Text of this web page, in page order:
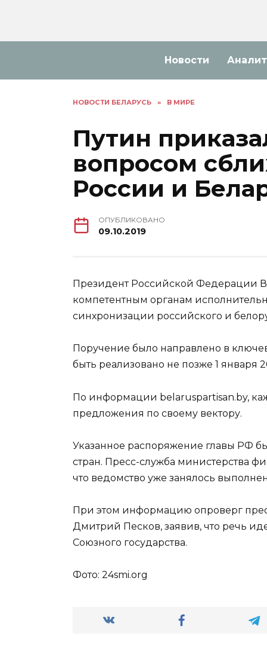
Новости
НОВОСТИ БЕЛАРУСЬ » В МИРЕ
Путин
вопросом
России и
ОПУБЛИКОВАНО
09.10.2019
Президент Российской Федерации
компетентным органам
синхронизации российского и
Поручение было направлено в
быть реализовано не позже 1 января
По информации belaruspartisan.by,
предложения по своему вектору.
Указанное распоряжение главы РФ
стран. Пресс-служба министерства
что ведомство уже занялось
При этом информацию опроверг
Дмитрий Песков, заявив, что речь
Союзного государства.
Фото: 24smi.org